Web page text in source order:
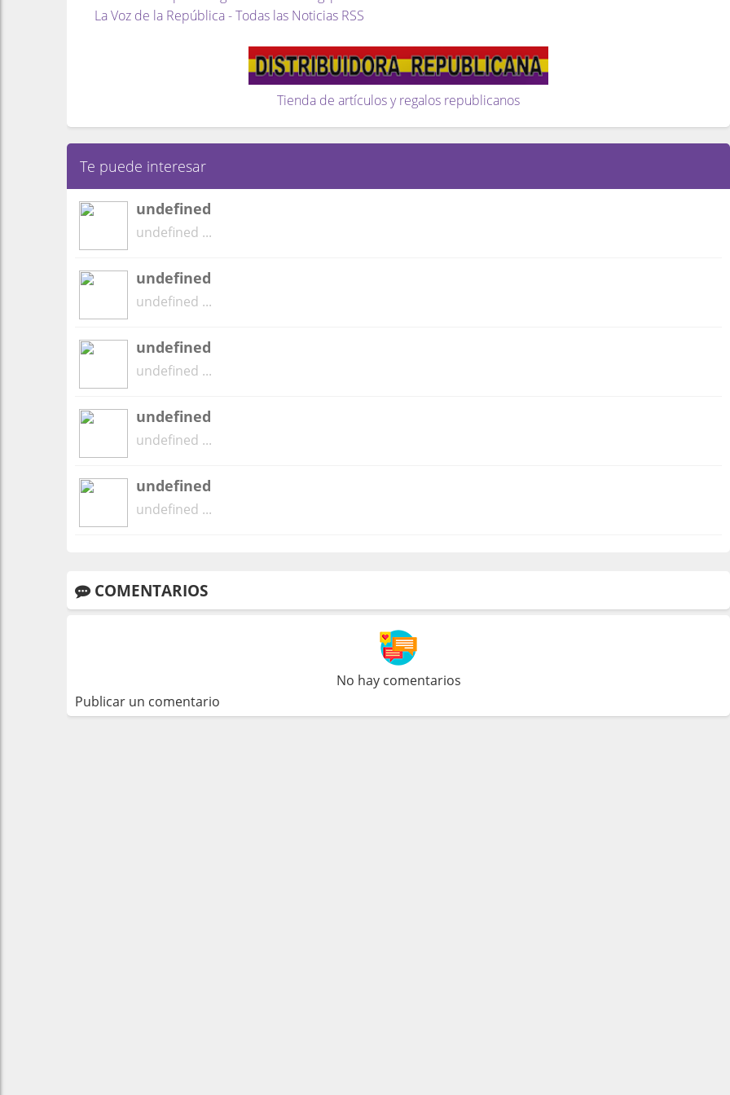
La Voz de la República - Todas las Noticias RSS
Tienda de artículos y regalos republicanos
Te puede interesar
undefined
undefined ...
undefined
undefined ...
undefined
undefined ...
undefined
undefined ...
undefined
undefined ...
COMENTARIOS
No hay comentarios
Publicar un comentario